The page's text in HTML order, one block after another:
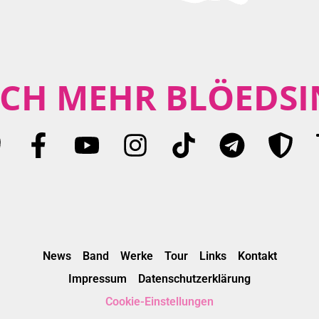
MEHR
News Band Werke Tour Links
Kontakt
Impressum
Datenschutzerklärung
Cookie-Einstellungen